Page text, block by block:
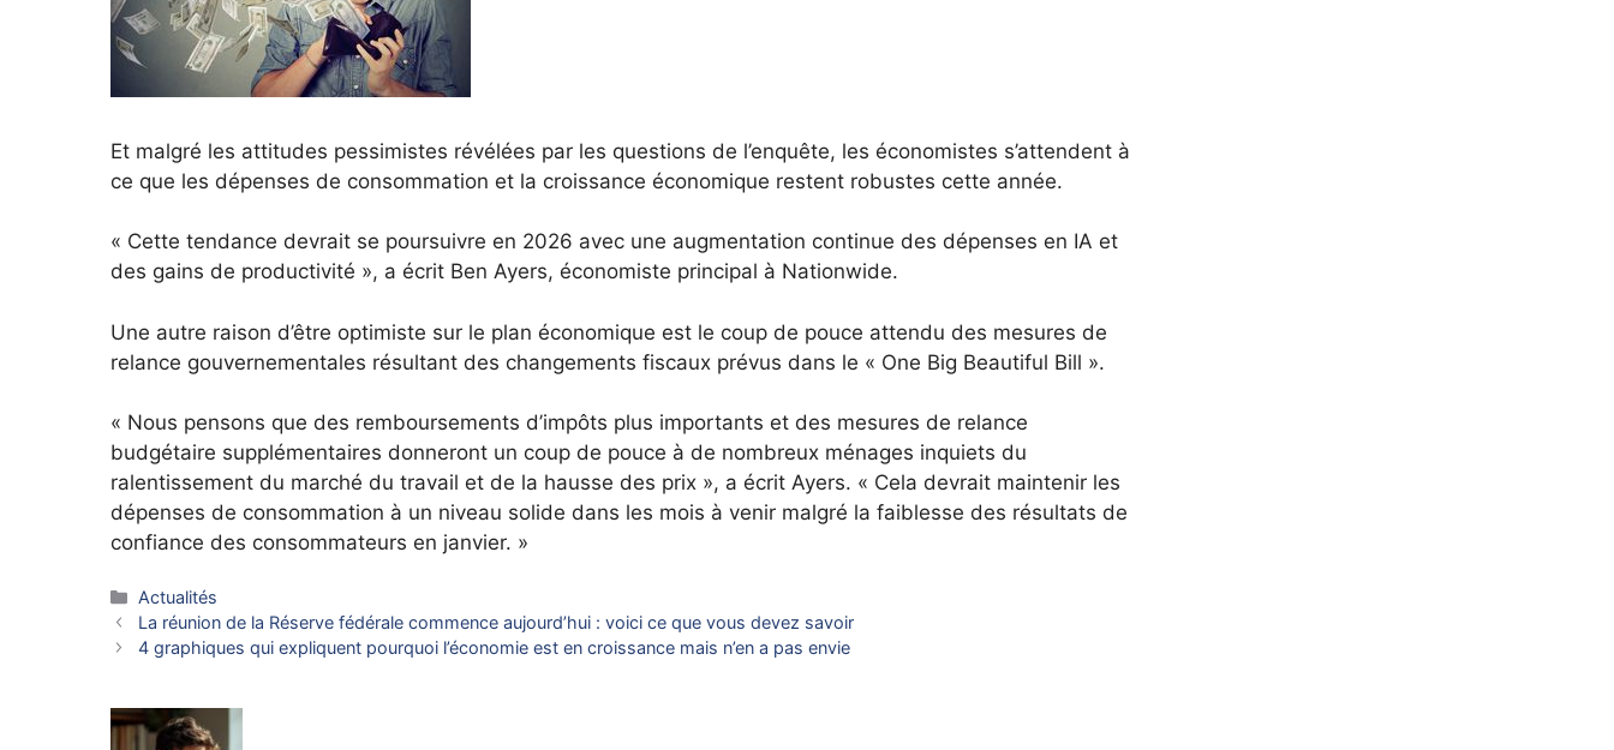
Et malgré les attitudes pessimistes révélées par les questions de l’enquête, les économistes s’attendent à
ce que les dépenses de consommation et la croissance économique restent robustes cette année.
« Cette tendance devrait se poursuivre en 2026 avec une augmentation continue des dépenses en IA et
des gains de productivité », a écrit Ben Ayers, économiste principal à Nationwide.
Une autre raison d’être optimiste sur le plan économique est le coup de pouce attendu des mesures de
relance gouvernementales résultant des changements fiscaux prévus dans le « One Big Beautiful Bill ».
« Nous pensons que des remboursements d’impôts plus importants et des mesures de relance
budgétaire supplémentaires donneront un coup de pouce à de nombreux ménages inquiets du
ralentissement du marché du travail et de la hausse des prix », a écrit Ayers. « Cela devrait maintenir les
dépenses de consommation à un niveau solide dans les mois à venir malgré la faiblesse des résultats de
confiance des consommateurs en janvier. »
Catégories
Actualités
La réunion de la Réserve fédérale commence aujourd’hui : voici ce que vous devez savoir
4 graphiques qui expliquent pourquoi l’économie est en croissance mais n’en a pas envie